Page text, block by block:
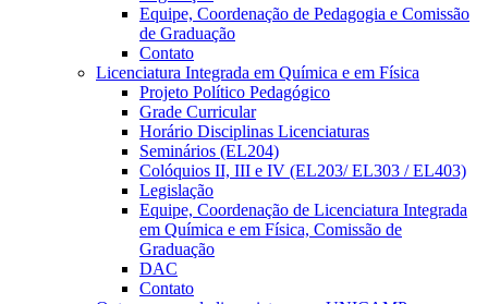
Equipe, Coordenação de Pedagogia e Comissão
de Graduação
Contato
Licenciatura Integrada em Química e em Física
Projeto Político Pedagógico
Grade Curricular
Horário Disciplinas Licenciaturas
Seminários (EL204)
Colóquios II, III e IV (EL203/ EL303 / EL403)
Legislação
Equipe, Coordenação de Licenciatura Integrada
em Química e em Física, Comissão de
Graduação
DAC
Contato